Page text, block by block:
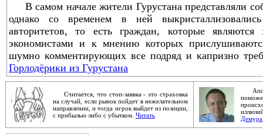
В самом начале жители Гурустана представляли
однако со временем в ней
авторитетов, то есть граждан, которые являются
экономистами и к мнению которых
шумно комментирующих все подряд и капризно
Горлодёрики из Гурустана
Считается, что стоп-заявка - это страховка
на случай, если рынок пойдет в нежелательном
направлении, и тогда игрок выйдет из позиции,
с прибылью либо с убытком. Читать
Демура